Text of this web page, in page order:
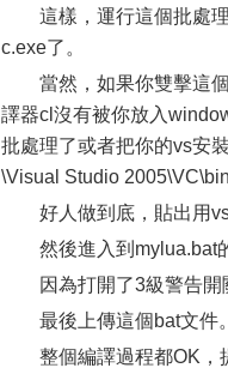
這樣，運行這個批處
c.exe了。
當然，如果你雙擊這
譯器cl沒有被你放入
批處理了或者把你的vs安
\Visual Studio
好人做到底，貼出用
然後進入到mylua.bat
因為打開了3級警告
最後上傳這個bat文件。
整個編譯過程都OK，